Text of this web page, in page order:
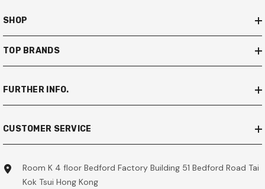
SHOP
TOP BRANDS
FURTHER INFO.
CUSTOMER SERVICE
Room K 4 floor Bedford Factory Building 51 Bedford Road Tai
Kok Tsui Hong Kong